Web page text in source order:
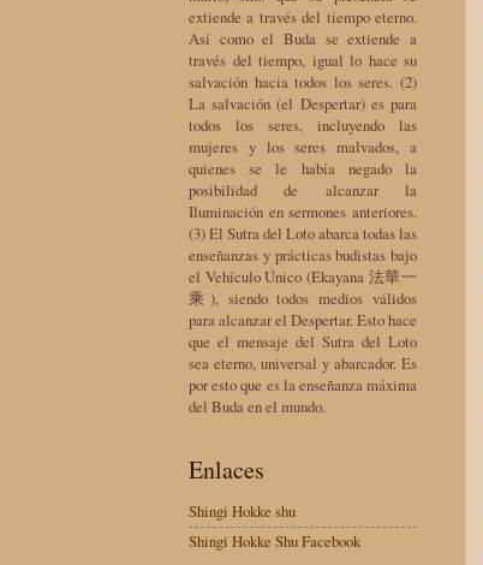
extiende a través del tiempo eterno.
Así como el Buda se extiende a
través del tiempo, igual lo hace su
salvación hacia todos los seres. (2)
La salvación (el Despertar) es para
todos los seres, incluyendo las
mujeres y los seres malvados, a
quienes se le había negado la
posibilidad de alcanzar la
Iluminación en sermones anteriores.
(3) El Sutra del Loto abarca todas las
enseñanzas y prácticas budistas bajo
el Vehículo Único (Ekayana 法華一
乘), siendo todos medios válidos
para alcanzar el Despertar. Esto hace
que el mensaje del Sutra del Loto
sea eterno, universal y abarcador. Es
por esto que es la enseñanza máxima
del Buda en el mundo.
Enlaces
Shingi Hokke shu
Shingi Hokke Shu Facebook